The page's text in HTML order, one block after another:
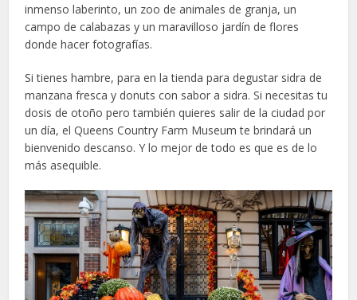
inmenso laberinto, un zoo de animales de granja, un
campo de calabazas y un maravilloso jardín de flores
donde hacer fotografías.
Si tienes hambre, para en la tienda para degustar sidra de
manzana fresca y donuts con sabor a sidra. Si necesitas tu
dosis de otoño pero también quieres salir de la ciudad por
un día, el Queens Country Farm Museum te brindará un
bienvenido descanso. Y lo mejor de todo es que es de lo
más asequible.